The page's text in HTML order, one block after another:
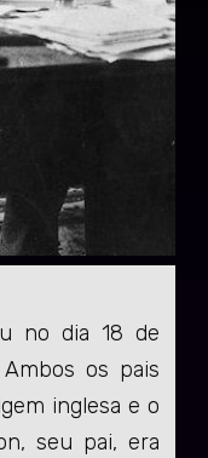
no dia 18 de
os pais
inglesa e o
seu pai, era